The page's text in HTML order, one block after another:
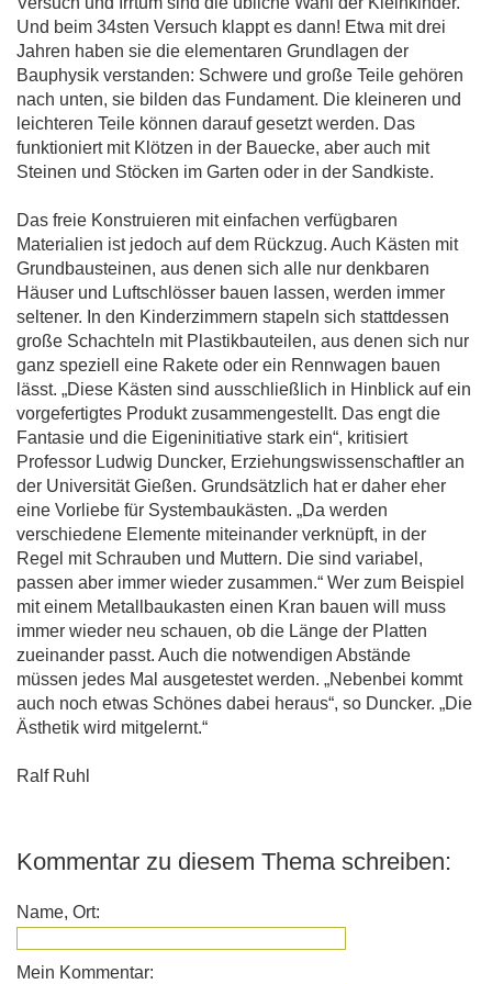
Und beim 34sten Versuch klappt es dann! Etwa mit drei
Jahren haben sie die elementaren Grundlagen der
Bauphysik verstanden: Schwere und große Teile gehören
nach unten, sie bilden das Fundament. Die kleineren und
leichteren Teile können darauf gesetzt werden. Das
funktioniert mit Klötzen in der Bauecke, aber auch mit
Steinen und Stöcken im Garten oder in der Sandkiste.
Das freie Konstruieren mit einfachen verfügbaren
Materialien ist jedoch auf dem Rückzug. Auch Kästen mit
Grundbausteinen, aus denen sich alle nur denkbaren
Häuser und Luftschlösser bauen lassen, werden immer
seltener. In den Kinderzimmern stapeln sich stattdessen
große Schachteln mit Plastikbauteilen, aus denen sich nur
ganz speziell eine Rakete oder ein Rennwagen bauen
lässt. „Diese Kästen sind ausschließlich in Hinblick auf ein
vorgefertigtes Produkt zusammengestellt. Das engt die
Fantasie und die Eigeninitiative stark ein“, kritisiert
Professor Ludwig Duncker, Erziehungswissenschaftler an
der Universität Gießen. Grundsätzlich hat er daher eher
eine Vorliebe für Systembaukästen. „Da werden
verschiedene Elemente miteinander verknüpft, in der
Regel mit Schrauben und Muttern. Die sind variabel,
passen aber immer wieder zusammen.“ Wer zum Beispiel
mit einem Metallbaukasten einen Kran bauen will muss
immer wieder neu schauen, ob die Länge der Platten
zueinander passt. Auch die notwendigen Abstände
müssen jedes Mal ausgetestet werden. „Nebenbei kommt
auch noch etwas Schönes dabei heraus“, so Duncker. „Die
Ästhetik wird mitgelernt.“
Ralf Ruhl
Kommentar zu diesem Thema schreiben:
Name, Ort:
Mein Kommentar: